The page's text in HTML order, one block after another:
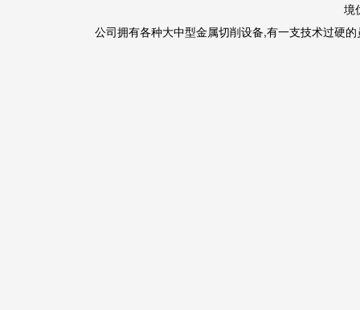
境
公司拥有各种大中型金属切削设备,有一支技术过硬